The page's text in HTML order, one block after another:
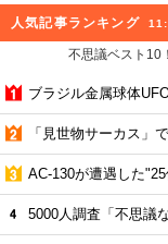
人気記事ランキング
不思議ベスト10！
ブラジル金属球体
「見世物サーカス」
AC-130が遭遇した
5000人調査「不思議